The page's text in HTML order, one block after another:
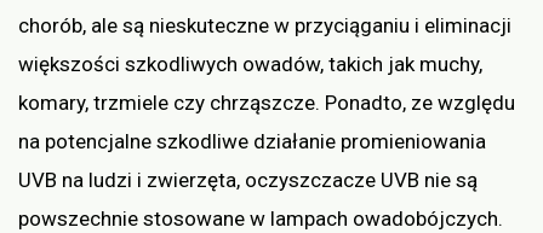
chorób, ale są nieskuteczne w przyciąganiu i eliminacji
większości szkodliwych owadów, takich jak muchy,
komary, trzmiele czy chrząszcze. Ponadto, ze względu
na potencjalne szkodliwe działanie promieniowania
UVB na ludzi i zwierzęta, oczyszczacze UVB nie są
powszechnie stosowane w lampach owadobójczych.